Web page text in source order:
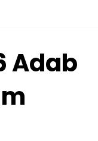
Adab